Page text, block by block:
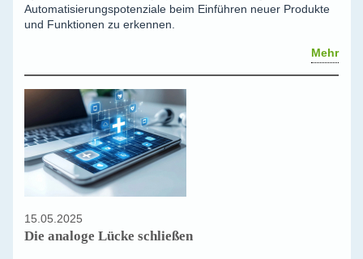
Automatisierungspotenziale beim Einführen neuer Produkte
und Funktionen zu erkennen.
Mehr
15.05.2025
Die analoge Lücke schließen